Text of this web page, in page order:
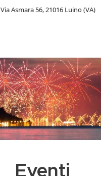
Via Asmara 56, 21016 Luino (VA)
Eventi